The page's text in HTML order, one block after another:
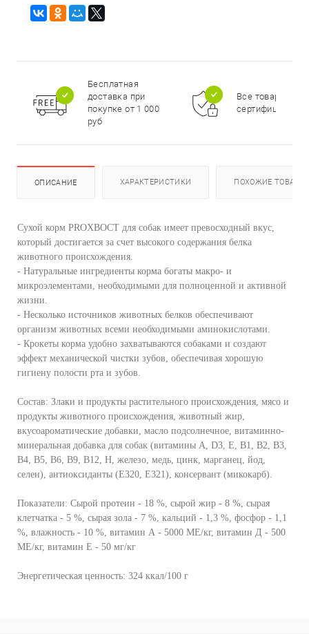
Бесплатная
доставка при
покупке от 1 000
руб
Все товары
ОПИСАНИЕ ХАРАКТЕРИСТИКИ ПОХОЖИЕ ТОВАРЫ
Сухой корм PROХВОСТ для собак имеет превосходный вкус,
который достигается за счет высокого содержания белка
животного происхождения.
- Натуральные ингредиенты корма богаты макро- и
микроэлементами, необходимыми для полноценной и активной
жизни.
- Несколько источников животных белков обеспечивают
организм животных всеми необходимыми аминокислотами.
- Крокеты корма удобно захватываются собаками и создают
эффект механической чистки зубов, обеспечивая хорошую
гигиену полости рта и зубов.
Состав: Злаки и продукты растительного происхождения, мясо и
продукты животного происхождения, животный жир,
вкусоароматические добавки, масло подсолнечное, витаминно-
минеральная добавка для собак (витамины А, D3, Е, В1, В2, В3,
В4, В5, В6, В9, В12, Н, железо, медь, цинк, марганец, йод,
селен), антиоксиданты (Е320, Е321), консервант (микокарб).
Показатели: Сырой протеин - 18 %, сырой жир - 8 %, сырая
клетчатка - 5 %, сырая зола - 7 %, кальций - 1,3 %, фосфор - 1,1
%, влажность - 10 %, витамин А - 5000 МЕ/кг, витамин Д - 500
МЕ/кг, витамин Е - 50 мг/кг
Энергетическая ценность: 324 ккал/100 г